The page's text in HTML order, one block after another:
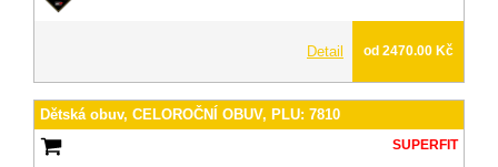
Detail od 2470.00 Kč
Dětská obuv, CELOROČNÍ OBUV, PLU: 7810
SUPERFIT